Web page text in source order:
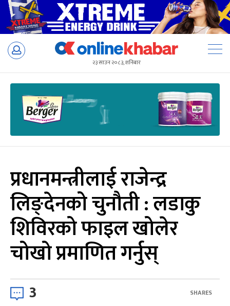
Skip
२३ साउन २०८३, शनिबार
प्रधानमन्त्रीलाई राजेन्द्र
लिङ्देनको चुनौती : लडाकु
शिविरको फाइल खोलेर
चोखो प्रमाणित गर्नुस्
3 SHARES